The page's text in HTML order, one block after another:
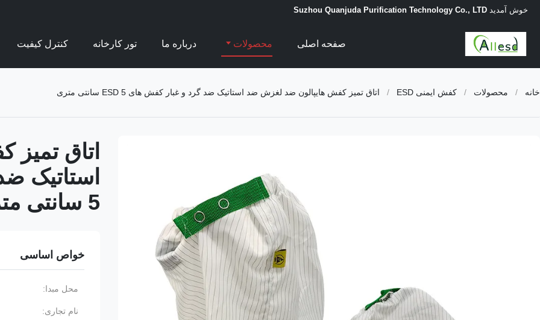
خوش آمدید Suzhou Quanjuda Purification Technology Co., LTD
صفحه اصلی محصولات درباره ما تور کارخانه کنترل کیفیت
خانه / محصولات / کفش ایمنی ESD / اتاق تمیز کفش هایپالون ضد لغزش ضد استاتیک ضد گرد و غبار کفش های ESD 5 سانتی متری
اتاق
5 سانتی متری
خواص اساسی
محل مبدا:
نام تجاری: